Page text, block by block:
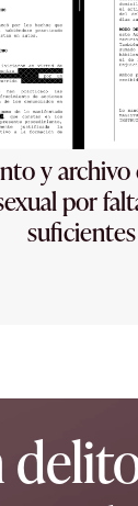
y
por
suficientes